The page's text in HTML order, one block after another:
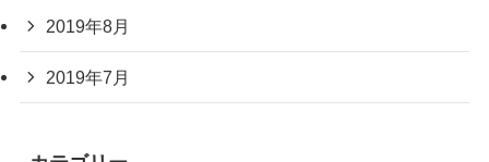
2019年8月
2019年7月